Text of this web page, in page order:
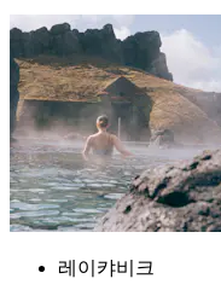
레이캬비크